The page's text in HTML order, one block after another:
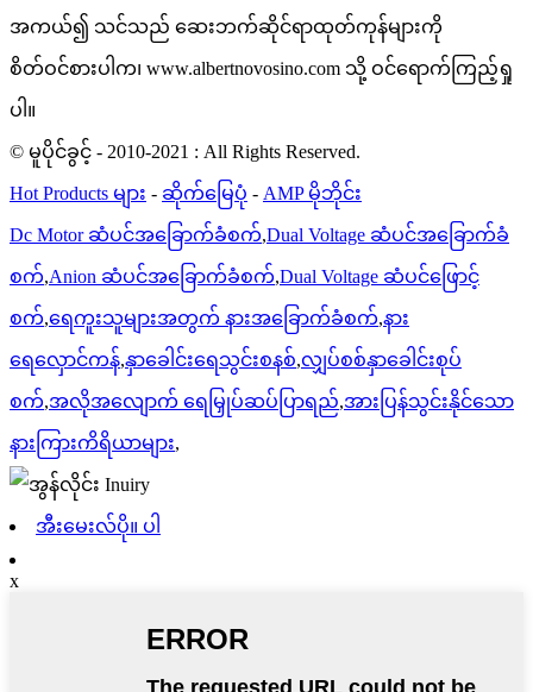
အကယ်၍ သင်သည် ဆေးဘက်ဆိုင်ရာထုတ်ကုန်များကို
စိတ်ဝင်စားပါက၊ www.albertnovosino.com သို့ ဝင်ရောက်ကြည့်ရှု
ပါ။
© မူပိုင်ခွင့် - 2010-2021 : All Rights Reserved.
Hot Products များ - ဆိုက်မြေပုံ - AMP မိုဘိုင်း
Dc Motor ဆံပင်အခြောက်ခံစက်,Dual Voltage ဆံပင်အခြောက်ခံ
စက်,Anion ဆံပင်အခြောက်ခံစက်,Dual Voltage ဆံပင်ဖြောင့်
စက်,ရေကူးသူများအတွက် နားအခြောက်ခံစက်,နား
ရေလှောင်ကန်,နှာခေါင်းရေသွင်းစနစ်,လျှပ်စစ်နှာခေါင်းစုပ်
စက်,အလိုအလျောက် ရေမြှုပ်ဆပ်ပြာရည်,အားပြန်သွင်းနိုင်သော
နားကြားကိရိယာများ,
အီးမေးလ်ပို။ ပါ
x